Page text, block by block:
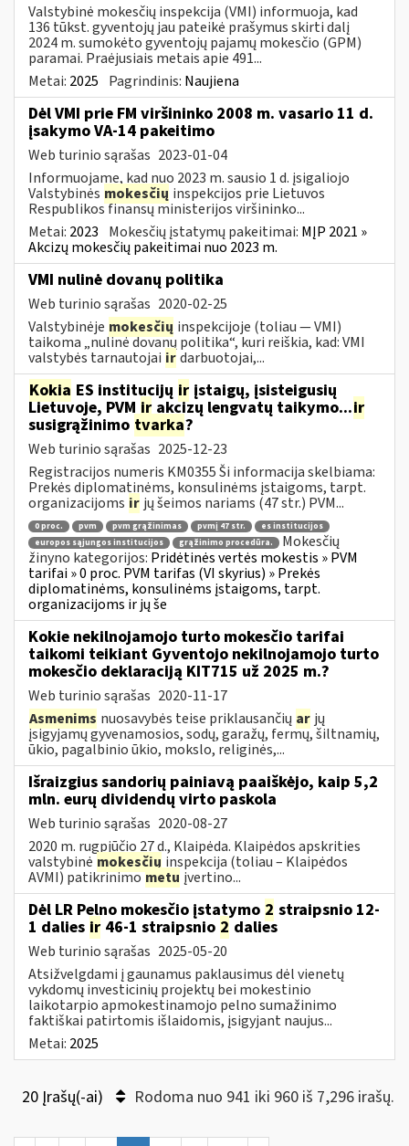
Valstybinė mokesčių inspekcija (VMI) informuoja, kad
136 tūkst. gyventojų jau pateikė prašymus skirti dalį
2024 m. sumokėto gyventojų pajamų mokesčio (GPM)
paramai. Praėjusiais metais apie 491...
Metai: 2025 Pagrindinis: Naujiena
Dėl VMI prie FM viršininko 2008 m. vasario 11 d.
įsakymo VA-14 pakeitimo
Web turinio sąrašas 2023-01-04
Informuojame, kad nuo 2023 m. sausio 1 d. įsigaliojo
Valstybinės mokesčių inspekcijos prie Lietuvos
Respublikos finansų ministerijos viršininko...
Metai: 2023 Mokesčių įstatymų pakeitimai: MĮP 2021 »
Akcizų mokesčių pakeitimai nuo 2023 m.
VMI nulinė dovanų politika
Web turinio sąrašas 2020-02-25
Valstybinėje mokesčių inspekcijoje (toliau — VMI)
taikoma „nulinė dovanų politika“, kuri reiškia, kad: VMI
valstybės tarnautojai irdarbuotojai,...
Kokia ES institucijų ir įstaigų, įsisteigusių
Lietuvoje, PVM ir akcizų lengvatų taikymo...ir
susigrąžinimo tvarka?
Web turinio sąrašas 2025-12-23
Registracijos numeris KM0355 Ši informacija skelbiama:
Prekės diplomatinėms, konsulinėms įstaigoms, tarpt.
organizacijoms ir jų šeimos nariams (47 str.) PVM...
0 proc. pvm pvm grąžinimas pvmį 47 str.
es institucijos
europos sąjungos institucijos
grąžinimo procedūra.
Mokesčių
žinyno kategorijos: Pridėtinės vertės mokestis » PVM
tarifai » 0 proc. PVM tarifas (VI skyrius) » Prekės
diplomatinėms, konsulinėms įstaigoms, tarpt.
organizacijoms ir jų še
Kokie nekilnojamojo turto mokesčio tarifai
taikomi teikiant Gyventojo nekilnojamojo turto
mokesčio deklaraciją KIT715 už 2025 m.?
Web turinio sąrašas 2020-11-17
Asmenims nuosavybės teise priklausančių ar jų
įsigyjamų gyvenamosios, sodų, garažų, fermų, šiltnamių,
ūkio, pagalbinio ūkio, mokslo, religinės,...
Išraizgius sandorių painiavą paaiškėjo, kaip 5,2
mln. eurų dividendų virto paskola
Web turinio sąrašas 2020-08-27
2020 m. rugpjūčio 27 d., Klaipėda. Klaipėdos apskrities
valstybinė mokesčių inspekcija (toliau – Klaipėdos
AVMI) patikrinimometu įvertino...
Dėl LR Pelno mokesčio įstatymo 2 straipsnio 12-
1 dalies ir 46-1 straipsnio 2 dalies
Web turinio sąrašas 2025-05-20
Atsižvelgdami į gaunamus paklausimus dėl vienetų
vykdomų investicinių projektų bei mokestinio
laikotarpio apmokestinamojo pelno sumažinimo
faktiškai patirtomis išlaidomis, įsigyjant naujus...
Metai: 2025
20 Įrašų(-ai) Rodoma nuo 941 iki 960 iš 7,296 irašų.